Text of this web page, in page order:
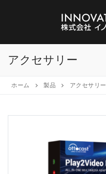
ン
アクセサリー
ホーム 製品 アクセサリー